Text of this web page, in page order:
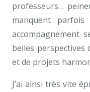
professeurs…
manquent parfois
accompagnement
belles perspectives
et de projets
J’ai ainsi très vite